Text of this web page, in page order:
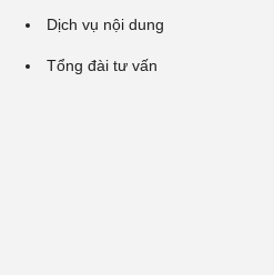
Dịch vụ nội dung
Tổng đài tư vấn